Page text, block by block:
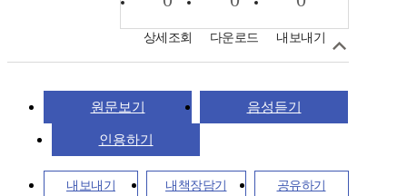
상세조회 다운로드 내보내기
원문보기 음성듣기
인용하기
내보내기 내책장담기 공유하기